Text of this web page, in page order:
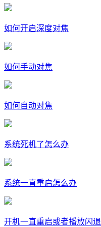
如何开启深度对焦
如何手动对焦
如何自动对焦
系统死机了怎么办
系统一直重启怎么办
开机一直重启或者播放闪退